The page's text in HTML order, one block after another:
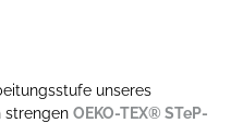
unseres
strengenOEKO-TEX® STeP-